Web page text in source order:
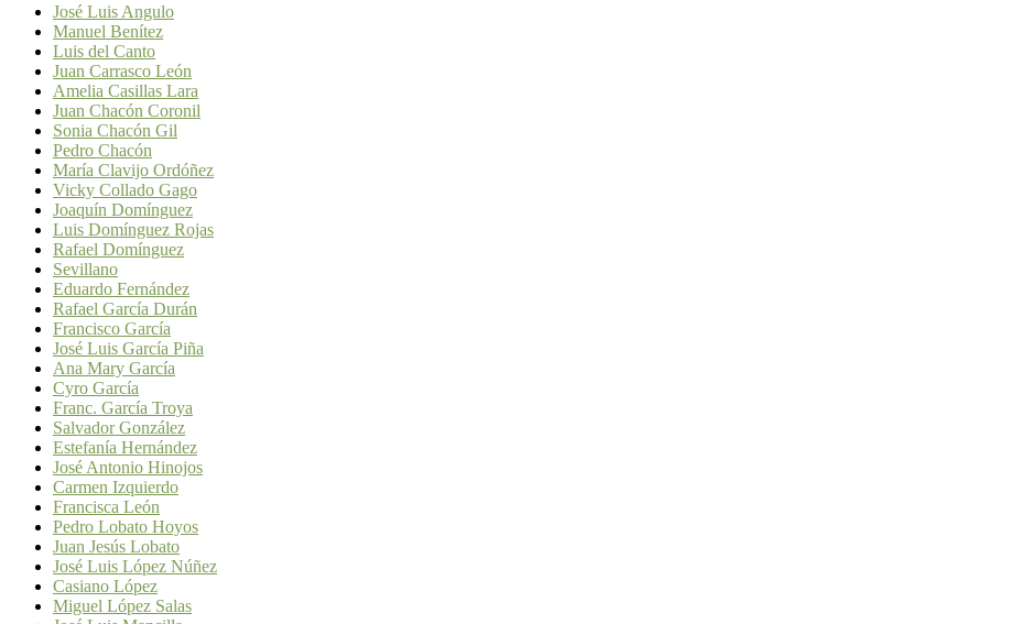
José Luis Angulo
Manuel Benítez
Luis del Canto
Juan Carrasco León
Amelia Casillas Lara
Juan Chacón Coronil
Sonia Chacón Gil
Pedro Chacón
María Clavijo Ordóñez
Vicky Collado Gago
Joaquín Domínguez
Luis Domínguez Rojas
Rafael Domínguez
Sevillano
Eduardo Fernández
Rafael García Durán
Francisco García
José Luis García Piña
Ana Mary García
Cyro García
Franc. García Troya
Salvador González
Estefanía Hernández
José Antonio Hinojos
Carmen Izquierdo
Francisca León
Pedro Lobato Hoyos
Juan Jesús Lobato
José Luis López Núñez
Casiano López
Miguel López Salas